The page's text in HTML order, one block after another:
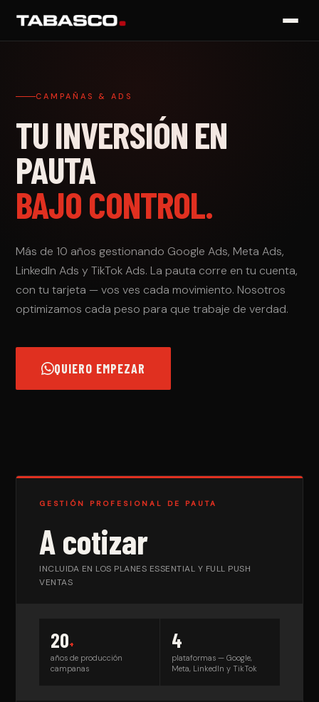
CAMPAÑAS & ADS
TU INVERSIÓN EN
PAUTA
BAJO CONTROL.
Más de 10 años gestionando Google Ads, Meta Ads,
LinkedIn Ads y TikTok Ads. La pauta corre en tu cuenta,
con tu tarjeta — vos ves cada movimiento. Nosotros
optimizamos cada peso para que trabaje de verdad.
QUIERO EMPEZAR
GESTIÓN PROFESIONAL DE PAUTA
A cotizar
INCLUIDA EN LOS PLANES ESSENTIAL Y FULL PUSH
VENTAS
20+
años de producción
campanas
4
plataformas — Google,
Meta, LinkedIn y TikTok